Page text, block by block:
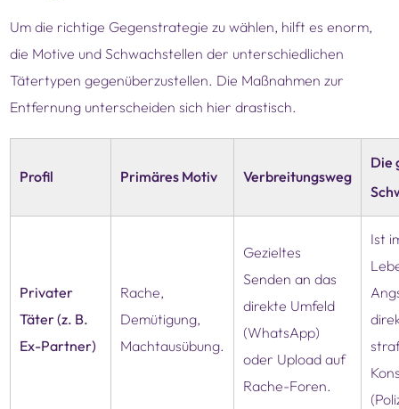
Um die richtige Gegenstrategie zu wählen, hilft es enorm,
die Motive und Schwachstellen der unterschiedlichen
Tätertypen gegenüberzustellen. Die Maßnahmen zur
Entfernung unterscheiden sich hier drastisch.
Profil Primäres Motiv Verbreitungsweg
Die
Privater
Täter (z. B.
Ex-Partner)
Rache,
Demütigung,
Machtausübung.
Gezieltes
Senden an das
direkte Umfeld
(WhatsApp)
oder Upload auf
Rache-Foren.
Ist